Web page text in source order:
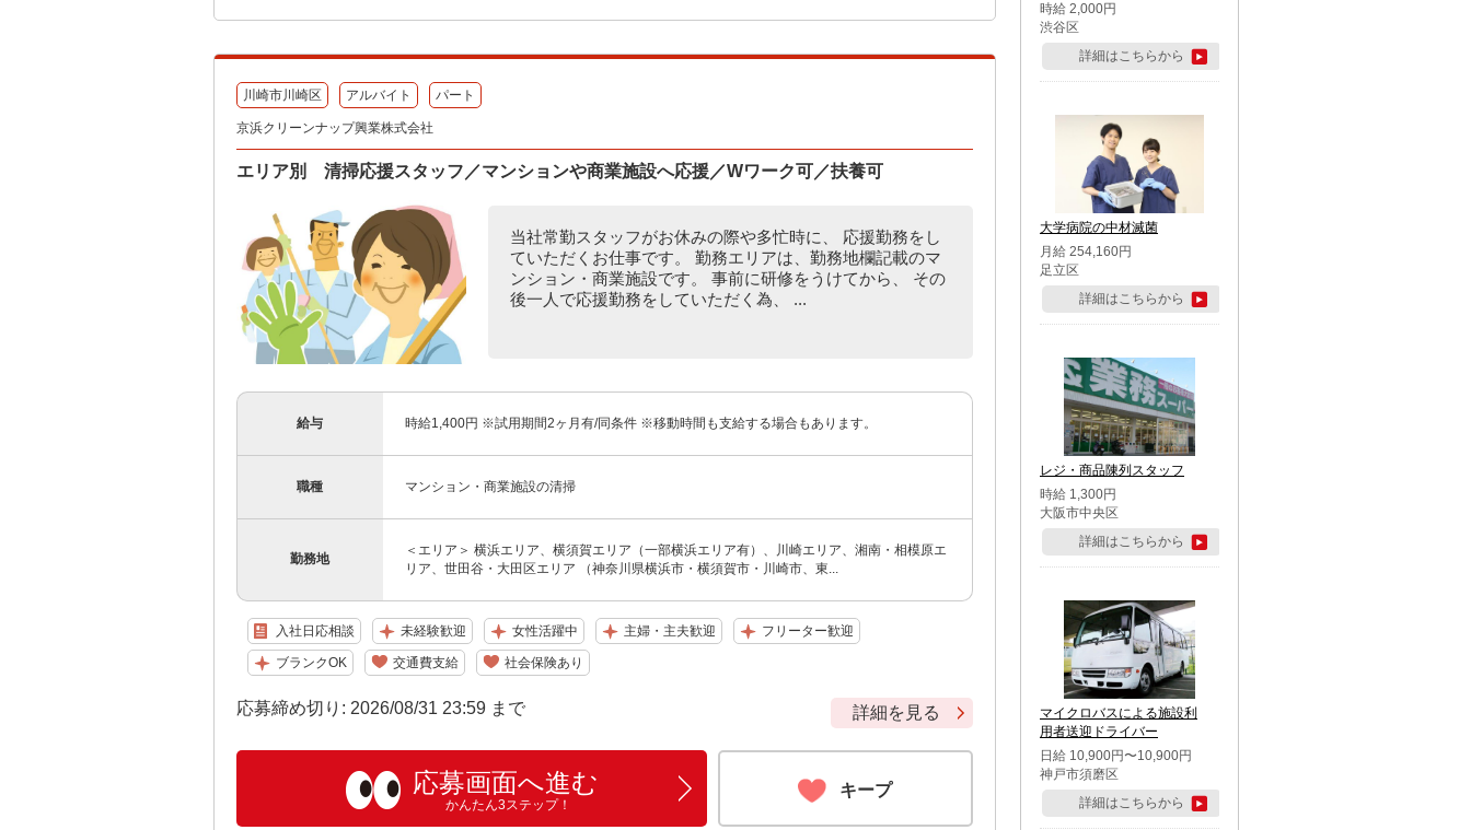
川崎市川崎区 アルバイト パート
京浜クリーンナップ興業株式会社
エリア別 清掃応援スタッフ／マンションや商業施設へ応援／Wワーク可／扶養可
当社常勤スタッフがお休みの際や多忙時に、 応援勤務をし
ていただくお仕事です。 勤務エリアは、勤務地欄記載のマ
ンション・商業施設です。 事前に研修をうけてから、 その
後一人で応援勤務をしていただく為、 ...
給与 時給1,400円 ※試用期間2ヶ月有/同条件 ※移動時間も支給する場合もあります。
職種 マンション・商業施設の清掃
勤務地
＜エリア＞ 横浜エリア、横須賀エリア（一部横浜エリア有）、川崎エリア、湘南・相模原エ
リア、世田谷・大田区エリア （神奈川県横浜市・横須賀市・川崎市、東...
入社日応相談 未経験歓迎 女性活躍中 主婦・主夫歓迎 フリーター歓迎
ブランクOK 交通費支給 社会保険あり
応募締め切り: 2026/08/31 23:59 まで 詳細を見る
応募画面へ進む
かんたん3ステップ！
キープ
時給 2,000円
渋谷区
詳細はこちらから
大学病院の中材滅菌
月給 254,160円
足立区
詳細はこちらから
レジ・商品陳列スタッフ
時給 1,300円
大阪市中央区
詳細はこちらから
マイクロバスによる施設利
用者送迎ドライバー
日給 10,900円〜10,900円
神戸市須磨区
詳細はこちらから